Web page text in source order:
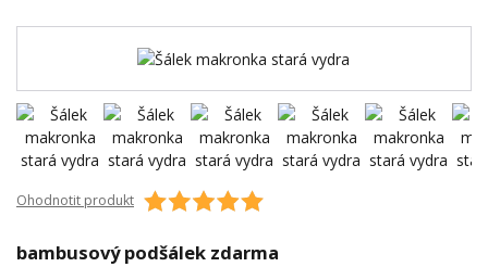
Ohodnotit produkt
bambusový podšálek zdarma